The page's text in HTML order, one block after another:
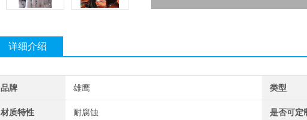
详细介绍
品牌 雄鹰 类型
材质特性 耐腐蚀 是否可定